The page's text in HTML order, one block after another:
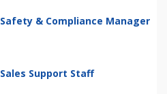
Safety & Compliance Manager
Sales Support Staff